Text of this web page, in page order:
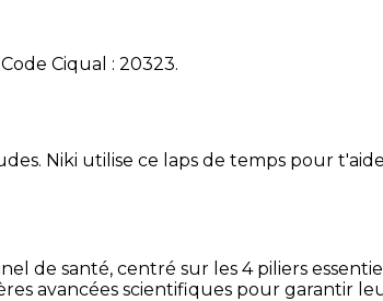
Code Ciqual : 20323.
Niki utilise ce laps de temps pour
de santé, centré sur les 4 piliers
avancées scientifiques pour garantir